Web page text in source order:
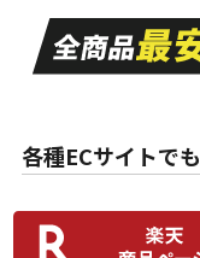
A
走行距離も
目立つ傷も
ない中
な中古
C
比較的きれ
品
各種ECサイトで